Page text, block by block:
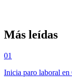
Más leídas
01
Inicia paro laboral